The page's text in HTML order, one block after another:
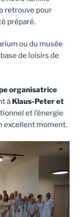
retrouve pour
préparé.
ou du musée
de loisirs de
organisatrice
à Klaus-Peter et
et l’énergie
excellent moment.